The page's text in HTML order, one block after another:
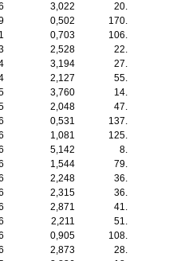
3,022
20.
0,502
170.
0,703
106.
2,528
22.
3,194
27.
2,127
55.
3,760
14.
2,048
47.
0,531
137.
1,081
125.
5,142
8.
1,544
79.
2,248
36.
2,315
36.
2,871
41.
2,211
51.
0,905
108.
2,873
28.